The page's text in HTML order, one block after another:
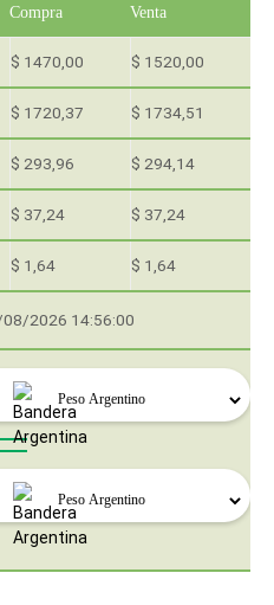
Compra Venta
$ 1470,00 $ 1520,00
$ 1720,37 $ 1734,51
$ 293,96 $ 294,14
$ 37,24 $ 37,24
$ 1,64 $ 1,64
2026 14:56:00